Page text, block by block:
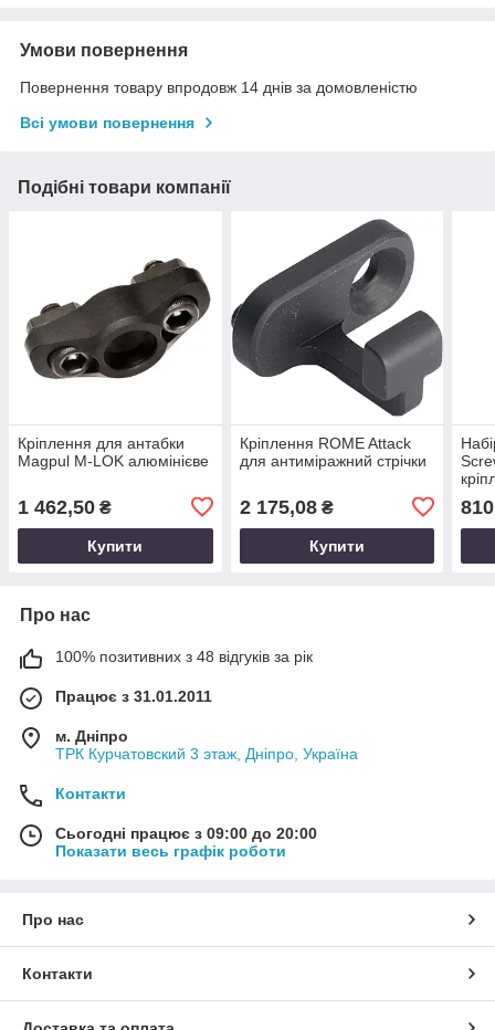
Умови повернення
Повернення товару впродовж 14 днів за домовленістю
Всі умови повернення
Подібні товари компанії
Кріплення для антабки
Magpul M-LOK алюмінієве
1 462,50 ₴
Купити
Кріплення ROME Attack
для антиміражний стрічки
2 175,08₴
Купити
810
Про нас
100% позитивних з 48 відгуків за рік
Працює з 31.01.2011
м. Дніпро
ТРК Курчатовский 3 этаж, Дніпро, Україна
Контакти
Сьогодні працює з 09:00 до 20:00
Показати весь графік роботи
Про нас
Контакти